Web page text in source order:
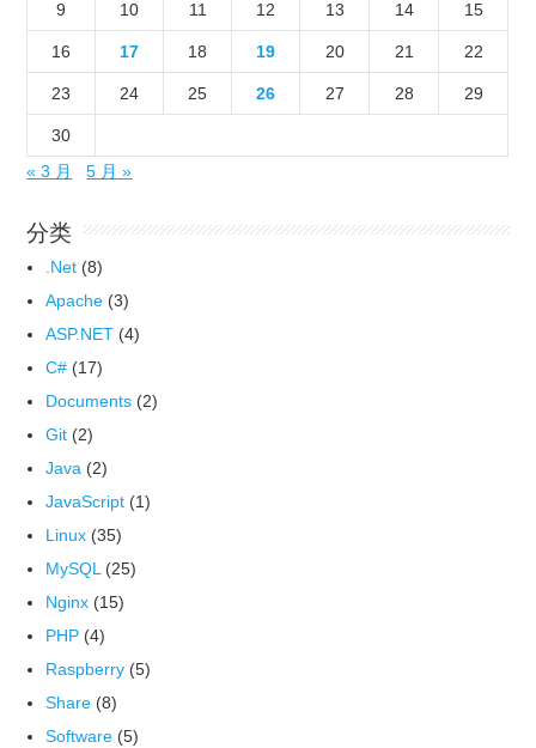
9 10 11 12 13 14 15
16 17 18 19 20 21 22
23 24 25 26 27 28 29
30
« 3 月
5 月 »
分类
.Net (8)
Apache (3)
ASP.NET (4)
C# (17)
Documents (2)
Git (2)
Java (2)
JavaScript (1)
Linux (35)
MySQL (25)
Nginx (15)
PHP (4)
Raspberry (5)
Share (8)
Software (5)